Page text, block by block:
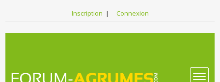
Inscription | Connexion